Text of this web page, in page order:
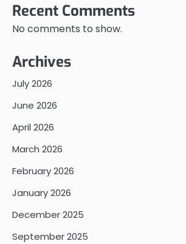
Recent Comments
No comments to show.
Archives
July 2026
June 2026
April 2026
March 2026
February 2026
January 2026
December 2025
September 2025